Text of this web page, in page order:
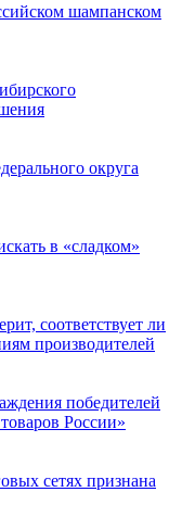
шампанском
округа
в «сладком»
соответствует ли
производителей
победителей
России»
сетях признана